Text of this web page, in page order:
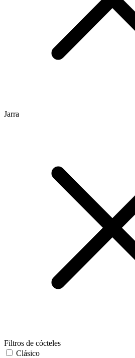
Jarra
Filtros de cócteles
Clásico